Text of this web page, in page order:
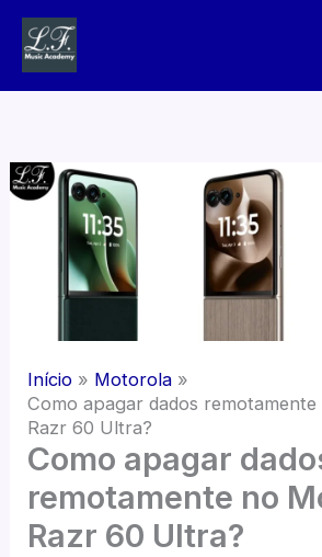
para
Início
Motorola
Como apagar dados
Razr 60 Ultra?
Como apagar
remotamente no
Razr 60 Ultra?